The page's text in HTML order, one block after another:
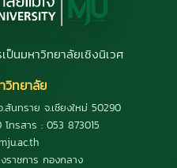
ป็นมหาวิทยาลัยเชิงนิเวศ
ทยาลัย
นทราย จ.เชียงใหม่ 50290
ทรสาร : 053 873015
ราชการ กองกลาง